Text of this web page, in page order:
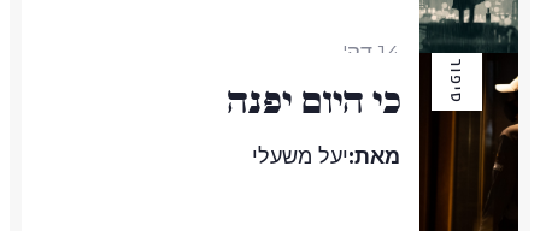
14 דק'
סיפור כי היום יפנה
מאת:יעל משעלי